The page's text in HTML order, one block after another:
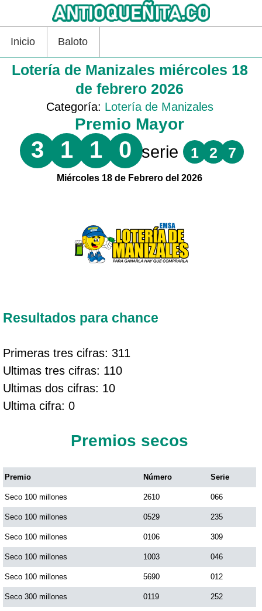
Inicio Baloto
Lotería de Manizales miércoles 18
de febrero 2026
Categoría: Lotería de Manizales
Premio Mayor
3 1 1 0 serie 1 2 7
Miércoles 18 de Febrero del 2026
Resultados para chance
Primeras tres cifras: 311
Ultimas tres cifras: 110
Ultimas dos cifras: 10
Ultima cifra: 0
Premios secos
Premio Número Serie
Seco 100 millones 2610 066
Seco 100 millones 0529 235
Seco 100 millones 0106 309
Seco 100 millones 1003 046
Seco 100 millones 5690 012
Seco 300 millones 0119 252